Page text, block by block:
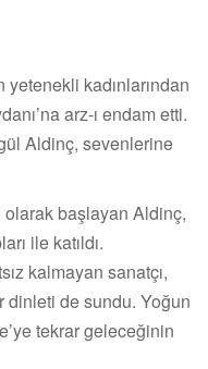
kadınlarından
arz-ı endam etti.
Aldinç, sevenlerine
olarak başlayan Aldinç,
ile katıldı.
kalmayan sanatçı,
de sundu. Yoğun
’ye tekrar geleceğinin